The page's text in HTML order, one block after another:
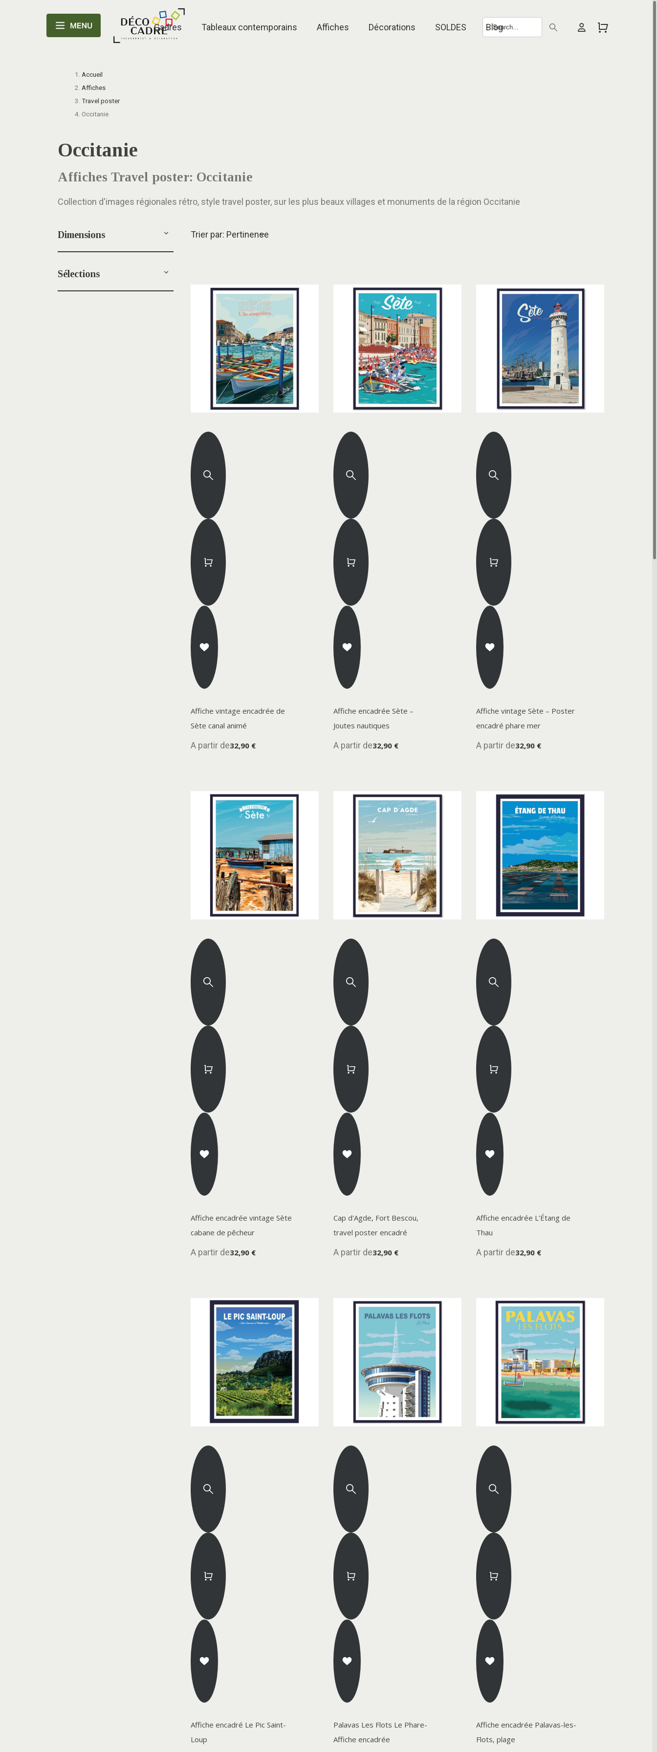
Cadres Tableaux contemporains Affiches Décorations SOLDES Blog
Accueil
Affiches
Travel poster
Occitanie
Occitanie
Affiches Travel poster: Occitanie
Collection d'images régionales rétro, style travel poster, sur les plus beaux villages et monuments de la région Occitanie
Dimensions
Sélections
Trier par: Pertinence
Affiche vintage encadrée de
Sète canal animé
A partir de32,90 €
Affiche encadrée Sète –
Joutes nautiques
A partir de32,90 €
Affiche vintage Sète – Poster
encadré phare mer
A partir de32,90 €
Affiche encadrée vintage Sète
cabane de pêcheur
A partir de32,90 €
Cap d'Agde, Fort Bescou,
travel poster encadré
A partir de32,90 €
Affiche encadrée L’Étang de
Thau
A partir de32,90 €
Affiche encadré Le Pic Saint-
Loup
Palavas Les Flots Le Phare-
Affiche encadrée
Affiche encadrée Palavas-les-
Flots, plage